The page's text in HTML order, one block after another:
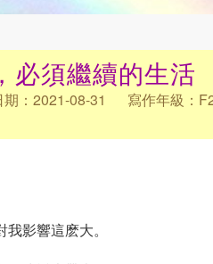
必須繼續的生活
：2021-08-31 寫作年級：
影響這麽大。